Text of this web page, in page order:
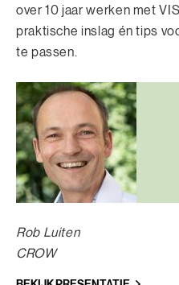
over 10 jaar werken met
praktische inslag én tips
te passen.
Rob Luiten
CROW